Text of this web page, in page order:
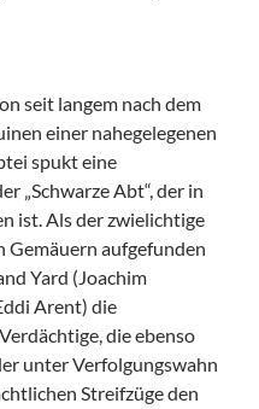
seit langem nach dem
einer nahegelegenen
spukt eine
„Schwarze Abt“, der in
ist. Als der zwielichtige
Gemäuern aufgefunden
Yard (Joachim
Arent) die
die ebenso
unter Verfolgungswahn
Streifzüge den